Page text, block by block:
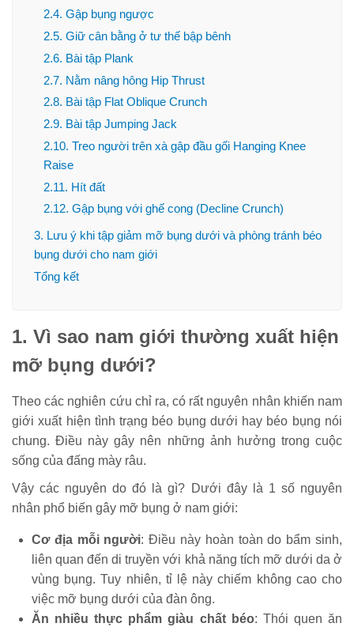
2.4. Gập bụng ngược
2.5. Giữ cân bằng ở tư thế bập bênh
2.6. Bài tập Plank
2.7. Nằm nâng hông Hip Thrust
2.8. Bài tập Flat Oblique Crunch
2.9. Bài tập Jumping Jack
2.10. Treo người trên xà gập đầu gối Hanging Knee
Raise
2.11. Hít đất
2.12. Gập bụng với ghế cong (Decline Crunch)
3. Lưu ý khi tập giảm mỡ bụng dưới và phòng tránh béo
bụng dưới cho nam giới
Tổng kết
1. Vì sao nam giới thường xuất hiện
mỡ bụng dưới?
Theo các nghiên cứu chỉ ra, có rất nguyên nhân khiến nam
giới xuất hiện tình trạng béo bụng dưới hay béo bụng nói
chung. Điều này gây nên những ảnh hưởng trong cuộc
sống của đấng mày râu.
Vậy các nguyên do đó là gì? Dưới đây là 1 số nguyên
nhân phổ biến gây mỡ bụng ở nam giới:
Cơ địa mỗi người: Điều này hoàn toàn do bẩm sinh,
liên quan đến di truyền với khả năng tích mỡ dưới da ở
vùng bụng. Tuy nhiên, tỉ lệ này chiếm không cao cho
việc mỡ bụng dưới của đàn ông.
Ăn nhiều thực phẩm giàu chất béo: Thói quen ăn